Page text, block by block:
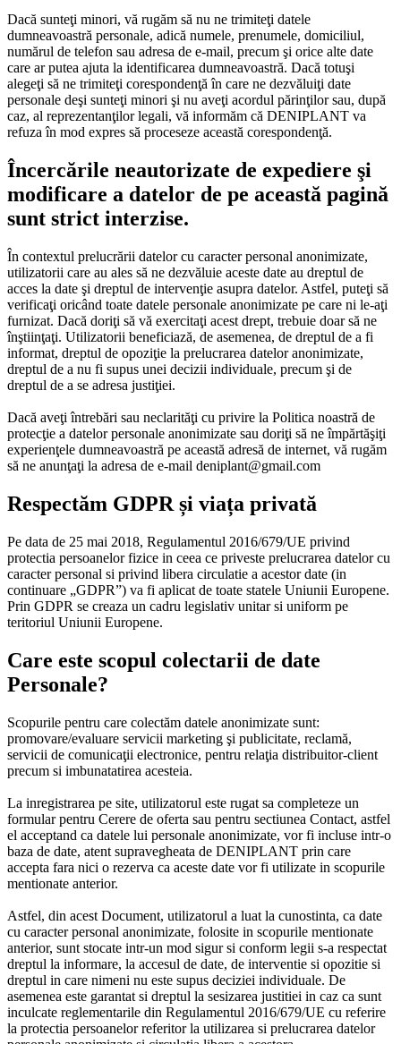
Dacă sunteţi minori, vă rugăm să nu ne trimiteţi datele
dumneavoastră personale, adică numele, prenumele, domiciliul,
numărul de telefon sau adresa de e-mail, precum şi orice alte date
care ar putea ajuta la identificarea dumneavoastră. Dacă totuşi
alegeţi să ne trimiteţi corespondenţă în care ne dezvăluiţi date
personale deşi sunteţi minori şi nu aveţi acordul părinţilor sau, după
caz, al reprezentanţilor legali, vă informăm că DENIPLANT va
refuza în mod expres să proceseze această corespondenţă.
Încercările neautorizate de expediere şi
modificare a datelor de pe această pagină
sunt strict interzise.
În contextul prelucrării datelor cu caracter personal anonimizate,
utilizatorii care au ales să ne dezvăluie aceste date au dreptul de
acces la date şi dreptul de intervenţie asupra datelor. Astfel, puteţi să
verificaţi oricând toate datele personale anonimizate pe care ni le-aţi
furnizat. Dacă doriţi să vă exercitaţi acest drept, trebuie doar să ne
înştiinţaţi. Utilizatorii beneficiază, de asemenea, de dreptul de a fi
informat, dreptul de opoziţie la prelucrarea datelor anonimizate,
dreptul de a nu fi supus unei decizii individuale, precum şi de
dreptul de a se adresa justiţiei.
Dacă aveţi întrebări sau neclarităţi cu privire la Politica noastră de
protecţie a datelor personale anonimizate sau doriţi să ne împărtăşiţi
experienţele dumneavoastră pe această adresă de internet, vă rugăm
să ne anunţaţi la adresa de e-mail deniplant@gmail.com
Respectăm GDPR și viața privată
Pe data de 25 mai 2018, Regulamentul 2016/679/UE privind
protectia persoanelor fizice in ceea ce priveste prelucrarea datelor cu
caracter personal si privind libera circulatie a acestor date (in
continuare „GDPR”) va fi aplicat de toate statele Uniunii Europene.
Prin GDPR se creaza un cadru legislativ unitar si uniform pe
teritoriul Uniunii Europene.
Care este scopul colectarii de date
Personale?
Scopurile pentru care colectăm datele anonimizate sunt:
promovare/evaluare servicii marketing şi publicitate, reclamă,
servicii de comunicaţii electronice, pentru relaţia distribuitor-client
precum si imbunatatirea acesteia.
La inregistrarea pe site, utilizatorul este rugat sa completeze un
formular pentru Cerere de oferta sau pentru sectiunea Contact, astfel
el acceptand ca datele lui personale anonimizate, vor fi incluse intr-o
baza de date, atent supravegheata de DENIPLANT prin care
accepta fara nici o rezerva ca aceste date vor fi utilizate in scopurile
mentionate anterior.
Astfel, din acest Document, utilizatorul a luat la cunostinta, ca date
cu caracter personal anonimizate, folosite in scopurile mentionate
anterior, sunt stocate intr-un mod sigur si conform legii s-a respectat
dreptul la informare, la accesul de date, de interventie si opozitie si
dreptul in care nimeni nu este supus deciziei individuale. De
asemenea este garantat si dreptul la sesizarea justitiei in caz ca sunt
inculcate reglementarile din Regulamentul 2016/679/UE cu referire
la protectia persoanelor referitor la utilizarea si prelucrarea datelor